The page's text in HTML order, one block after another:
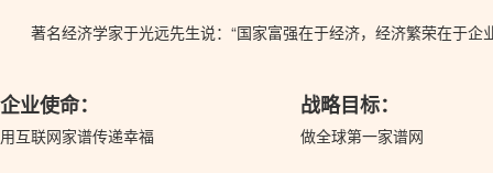
著名经济学家于光远先生说：“国家富强在于经济，经济繁荣在于
企业使命：
用互联网家谱传递幸福
战略目标：
做全球第一家谱网